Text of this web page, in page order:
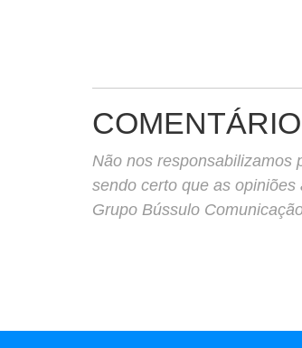
Não nos responsabilizamos
sendo certo que as
Grupo Bússulo